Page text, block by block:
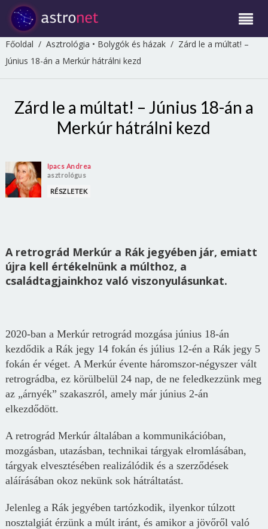
Főoldal / Asztrológia • Bolygók és házak/ Zárd le a múltat! –
Június 18-án a Merkúr hátrálni kezd
Zárd le a múltat! – Június 18-án a
Merkúr hátrálni kezd
Ipacs Andrea
asztrológus
RÉSZLETEK
A retrográd Merkúr a Rák jegyében jár, emiatt
újra kell értékelnünk a múlthoz, a
családtagjainkhoz való viszonyulásunkat.
2020-ban a Merkúr retrográd mozgása június 18-án
kezdődik a Rák jegy 14 fokán és július 12-én a Rák jegy 5
fokán ér véget. A Merkúr évente háromszor-négyszer vált
retrográdba, ez körülbelül 24 nap, de ne feledkezzünk meg
az „árnyék” szakaszról, amely már június 2-án
elkezdődött.
A retrográd Merkúr általában a kommunikációban,
mozgásban, utazásban, technikai tárgyak elromlásában,
tárgyak elvesztésében realizálódik és a szerződések
aláírásában okoz nekünk sok hátráltatást.
Jelenleg a Rák jegyében tartózkodik, ilyenkor túlzott
nosztalgiát érzünk a múlt iránt, és amikor a jövőről való